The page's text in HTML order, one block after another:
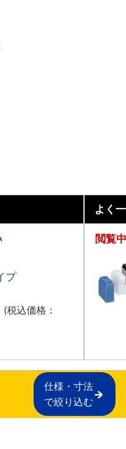
プ
(税込価格：
よく
閲覧
仕様・寸法
で絞り込む